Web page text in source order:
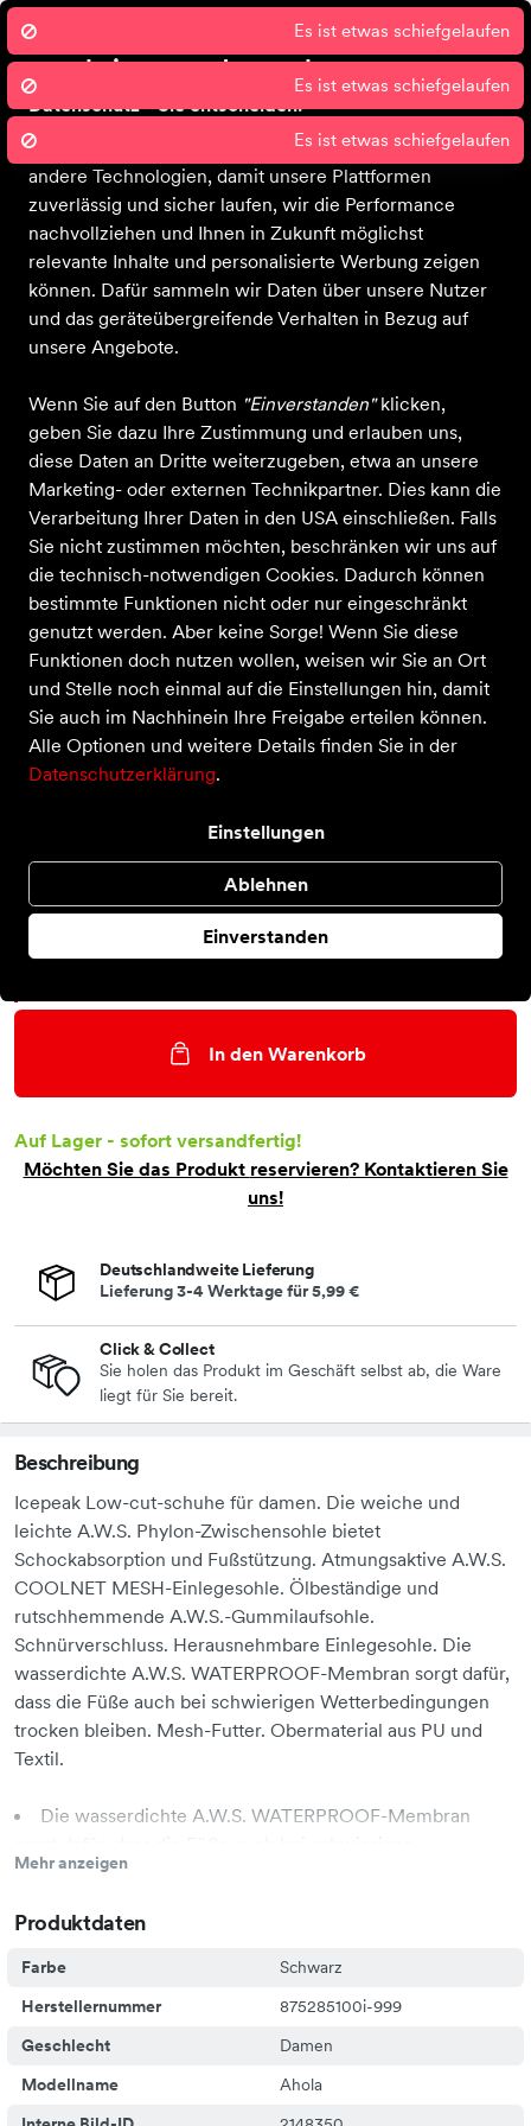
Wir nutzen Cookies um unsere Dienste
zu erbringen und zu verbessern.
Datenschutz - Sie entscheiden!
Sport 2000 und unsere Partner nutzen Cookies und
andere Technologien, damit unsere Plattformen
zuverlässig und sicher laufen, wir die Performance
nachvollziehen und Ihnen in Zukunft möglichst
relevante Inhalte und personalisierte Werbung zeigen
können. Dafür sammeln wir Daten über unsere Nutzer
und das geräteübergreifende Verhalten in Bezug auf
unsere Angebote.
Wenn Sie auf den Button "Einverstanden"klicken,
geben Sie dazu Ihre Zustimmung und erlauben uns,
diese Daten an Dritte weiterzugeben, etwa an unsere
Marketing- oder externen Technikpartner. Dies kann die
Verarbeitung Ihrer Daten in den USA einschließen. Falls
Sie nicht zustimmen möchten, beschränken wir uns auf
die technisch-notwendigen Cookies. Dadurch können
bestimmte Funktionen nicht oder nur eingeschränkt
genutzt werden. Aber keine Sorge! Wenn Sie diese
Funktionen doch nutzen wollen, weisen wir Sie an Ort
und Stelle noch einmal auf die Einstellungen hin, damit
Sie auch im Nachhinein Ihre Freigabe erteilen können.
Alle Optionen und weitere Details finden Sie in der
Datenschutzerklärung.
Einstellungen
Ablehnen
Einverstanden
ICEPEAK AHOLA MS
Preis
60,00 € inkl. MwSt.,zzgl. Versandkosten
Farbe
42
Auswahl aufheben
In den Warenkorb
Auf Lager - sofort versandfertig!
Möchten Sie das Produkt reservieren? Kontaktieren Sie
uns!
Deutschlandweite Lieferung
Lieferung 3-4 Werktage für5,99 €
Click & Collect
Sie holen das Produkt im Geschäft selbst ab, die Ware
liegt für Sie bereit.
Beschreibung
Icepeak Low-cut-schuhe für damen. Die weiche und
leichte A.W.S. Phylon-Zwischensohle bietet
Schockabsorption und Fußstützung. Atmungsaktive A.W.S.
COOLNET MESH-Einlegesohle. Ölbeständige und
rutschhemmende A.W.S.-Gummilaufsohle.
Schnürverschluss. Herausnehmbare Einlegesohle. Die
wasserdichte A.W.S. WATERPROOF-Membran sorgt dafür,
dass die Füße auch bei schwierigen Wetterbedingungen
trocken bleiben. Mesh-Futter. Obermaterial aus PU und
Textil.
Die wasserdichte A.W.S. WATERPROOF-Membran
Wetterbedingungen trocken bleiben.
Mehr anzeigen
Produktdaten
Farbe
Schwarz
Herstellernummer
875285100i-999
Geschlecht
Damen
Modellname
Ahola
Es ist etwas schiefgelaufen